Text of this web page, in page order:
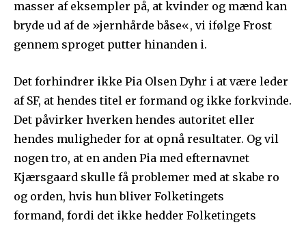
masser af eksempler på, at kvinder og mænd kan
bryde ud af de »jernhårde båse«, vi ifølge Frost
gennem sproget putter hinanden i.
Det forhindrer ikke Pia Olsen Dyhr i at være leder
af SF, at hendes titel er formand og ikke forkvinde.
Det påvirker hverken hendes autoritet eller
hendes muligheder for at opnå resultater. Og vil
nogen tro, at en anden Pia med efternavnet
Kjærsgaard skulle få problemer med at skabe ro
og orden, hvis hun bliver Folketingets
formand, fordi det ikke hedder Folketingets